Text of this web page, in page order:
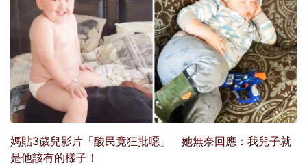
媽貼3歲兒影片「酸民竟狂批噁」 她無奈回應：我兒子就
是他該有的樣子！